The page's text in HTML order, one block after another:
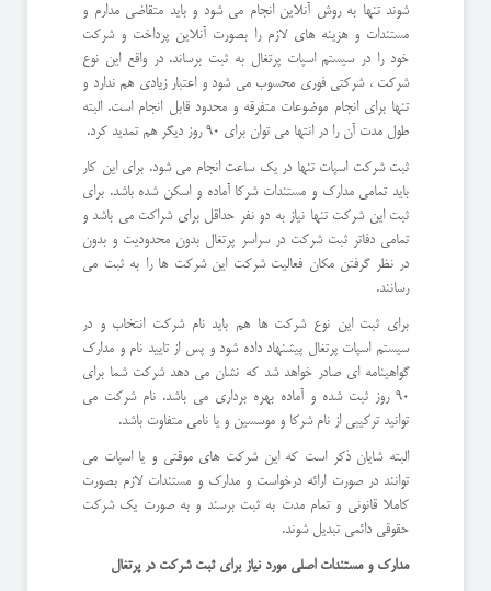
شوند تنها به روش آنلاین انجام می شود و باید متقاضی مدارم و
مستندات و هزینه های لازم را بصورت آنلاین پرداخت و شرکت
خود را در سیستم اسپات پرتغال به ثبت برساند. در واقع این نوع
شرکت ، شرکتی فوری محسوب می شود و اعتبار زیادی هم ندارد و
تنها برای انجام موضوعات متفرقه و محدود قابل انجام است. البته
طول مدت آن را در انتها می توان برای 90 روز دیگر هم تمدید کرد.
ثبت شرکت اسپات تنها در یک ساعت انجام می شود. برای این کار
باید تمامی مدارک و مستندات شرکا آماده و اسکن شده باشد. برای
ثبت این شرکت تنها نیاز به دو نفر حداقل برای شراکت می باشد و
تمامی دفاتر ثبت شرکت در سراسر پرتغال بدون محدودیت و بدون
در نظر گرفتن مکان فعالیت شرکت این شرکت ها را به ثبت می
رسانند.
برای ثبت این نوع شرکت ها هم باید نام شرکت انتخاب و در
سیستم اسپات پرتغال پیشنهاد داده شود و پس از تایید نام و مدارک
گواهینامه ای صادر خواهد شد که نشان می دهد شرکت شما برای
90 روز ثبت شده و آماده بهره برداری می باشد. نام شرکت می
توانید ترکیبی از نام شرکا و موسسین و یا نامی متفاوت باشد.
البته شایان ذکر است که این شرکت های موقتی و یا اسپات می
توانند در صورت ارائه درخواست و مدارک و مستندات لازم بصورت
کاملا قانونی و تمام مدت به ثبت برسند و به صورت یک شرکت
حقوقی دائمی تبدیل شوند.
مدارک و مستندات اصلی مورد نیاز برای ثبت شرکت در پرتغال